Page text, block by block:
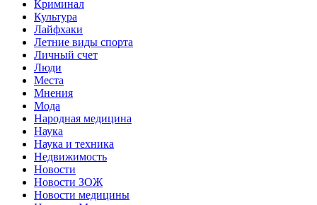
Криминал
Культура
Лайфхаки
Летние виды спорта
Личный счет
Люди
Места
Мнения
Мода
Народная медицина
Наука
Наука и техника
Недвижимость
Новости
Новости ЗОЖ
Новости медицины